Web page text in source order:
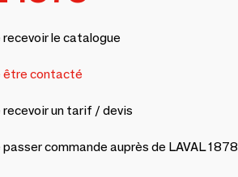
le catalogue
être contacté
un tarif / devis
commande auprès de LAVAL 1878